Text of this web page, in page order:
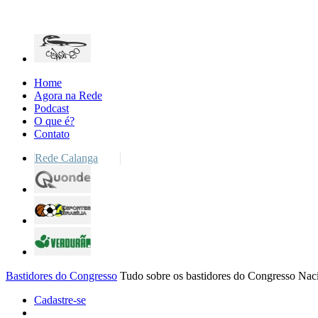
Home
Agora na Rede
Podcast
O que é?
Contato
Rede Calanga
Bastidores do Congresso Tudo sobre os bastidores do Congresso
Cadastre-se